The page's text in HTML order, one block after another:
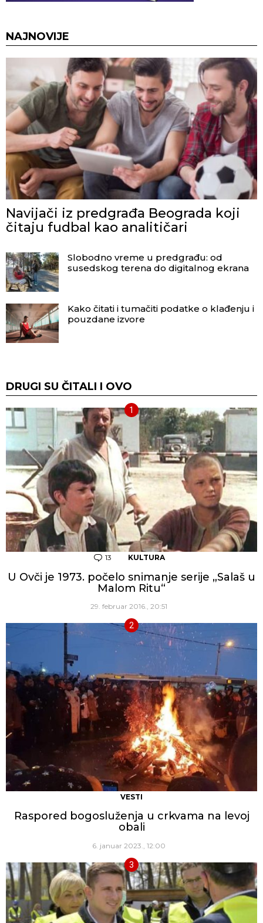
NAJNOVIJE
Navijači iz predgrađa Beograda koji
čitaju fudbal kao analitičari
Slobodno vreme u predgrađu: od
susedskog terena do digitalnog ekrana
Kako čitati i tumačiti podatke o klađenju i
pouzdane izvore
DRUGI SU ČITALI I OVO
13 Komentara
KULTURA
U Ovči je 1973. počelo snimanje serije „Salaš u
Malom Ritu“
29. februar 2016., 20:51
VESTI
Raspored bogosluženja u crkvama na levoj
obali
6. januar 2023., 12:00